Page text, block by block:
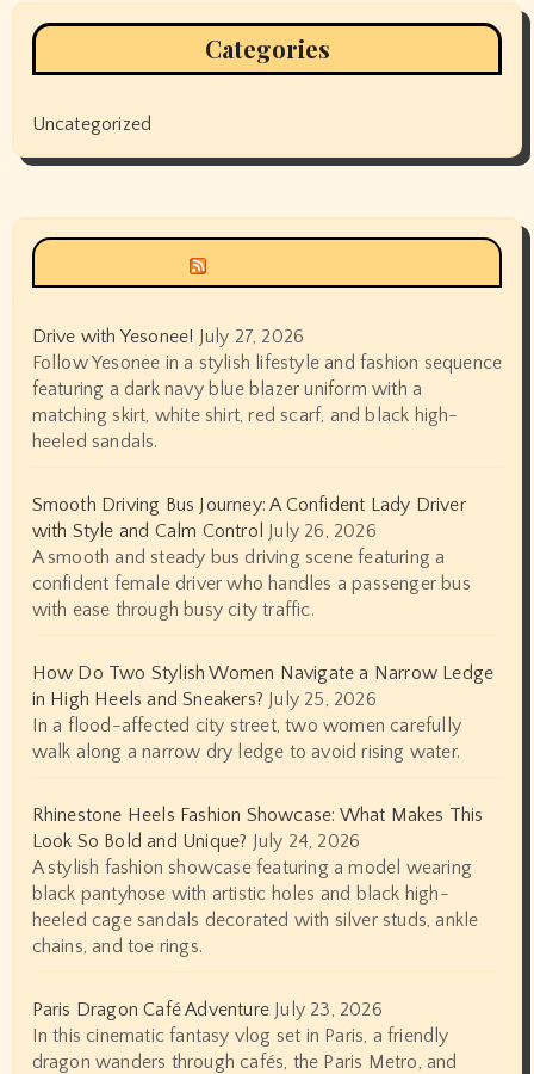
Categories
Uncategorized
Drive with Yesonee! July 27, 2026
Follow Yesonee in a stylish lifestyle and fashion sequence
featuring a dark navy blue blazer uniform with a
matching skirt, white shirt, red scarf, and black high-
heeled sandals.
Smooth Driving Bus Journey: A Confident Lady Driver
with Style and Calm Control July 26, 2026
A smooth and steady bus driving scene featuring a
confident female driver who handles a passenger bus
with ease through busy city traffic.
How Do Two Stylish Women Navigate a Narrow Ledge
in High Heels and Sneakers? July 25, 2026
In a flood-affected city street, two women carefully
walk along a narrow dry ledge to avoid rising water.
Rhinestone Heels Fashion Showcase: What Makes This
Look So Bold and Unique? July 24, 2026
A stylish fashion showcase featuring a model wearing
black pantyhose with artistic holes and black high-
heeled cage sandals decorated with silver studs, ankle
chains, and toe rings.
Paris Dragon Café Adventure July 23, 2026
In this cinematic fantasy vlog set in Paris, a friendly
dragon wanders through cafés, the Paris Metro, and